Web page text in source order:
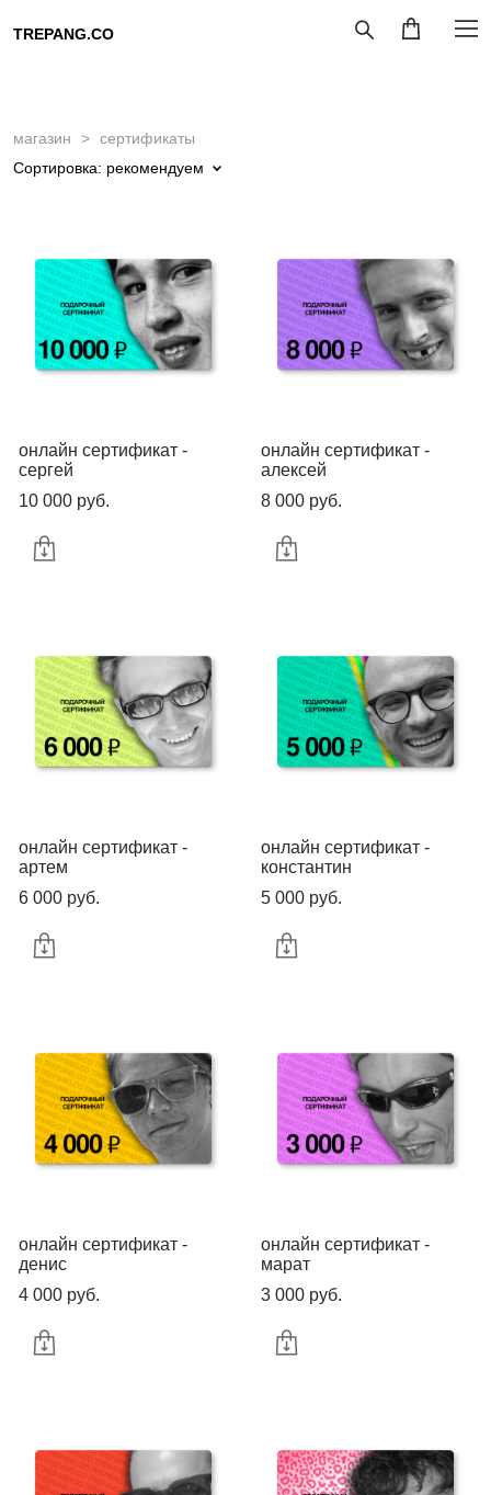
TREPANG.CO
магазин > сертификаты
Сортировка: рекомендуем
онлайн сертификат -
сергей
10 000 pуб.
онлайн сертификат -
алексей
8 000 pуб.
онлайн сертификат -
артем
6 000 pуб.
онлайн сертификат -
константин
5 000 pуб.
онлайн сертификат -
денис
4 000 pуб.
онлайн сертификат -
марат
3 000 pуб.